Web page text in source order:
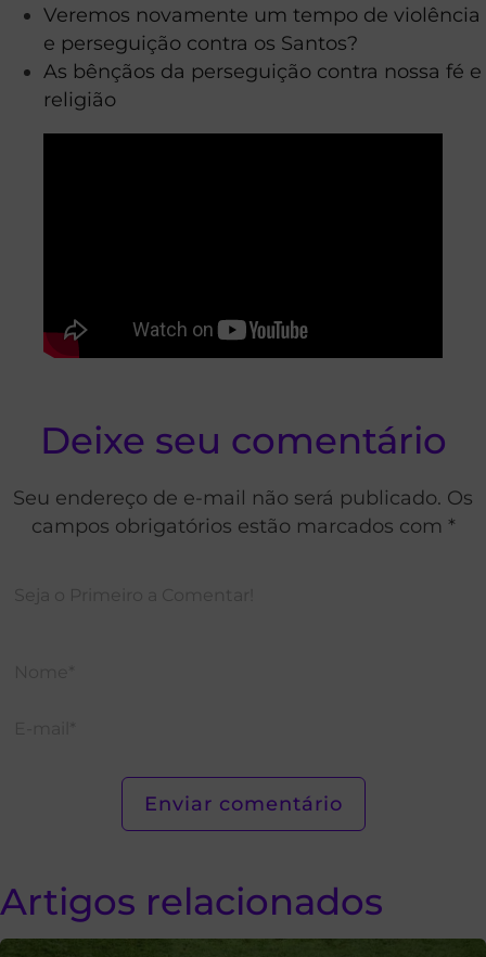
Veremos novamente um tempo de violência
e perseguição contra os Santos?
As bênçãos da perseguição contra nossa fé e
religião
Deixe seu comentário
Seu endereço de e-mail não será publicado. Os
campos obrigatórios estão marcados com *
Artigos relacionados